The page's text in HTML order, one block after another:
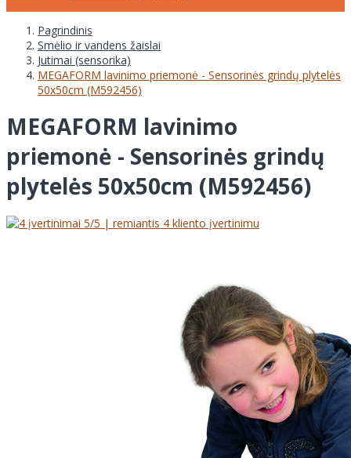
Pagrindinis
Smėlio ir vandens žaislai
Jutimai (sensorika)
MEGAFORM lavinimo priemonė - Sensorinės grindų plytelės
50x50cm (M592456)
MEGAFORM lavinimo
priemonė - Sensorinės grindų
plytelės 50x50cm (M592456)
5/5 | remiantis 4 kliento įvertinimu